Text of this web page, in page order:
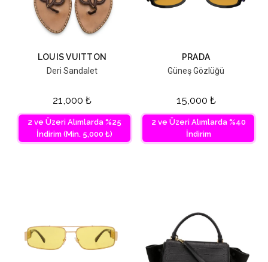
LOUIS VUITTON
Deri Sandalet
21,000 ₺
2 ve Üzeri Alımlarda %25
İndirim (Min. 5,000 ₺)
PRADA
Güneş Gözlüğü
15,000 ₺
2 ve Üzeri Alımlarda %40
İndirim